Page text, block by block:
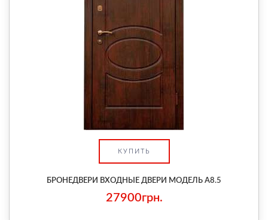
КУПИТЬ
БРОНЕДВЕРИ ВХОДНЫЕ ДВЕРИ МОДЕЛЬ А8.5
27900грн.